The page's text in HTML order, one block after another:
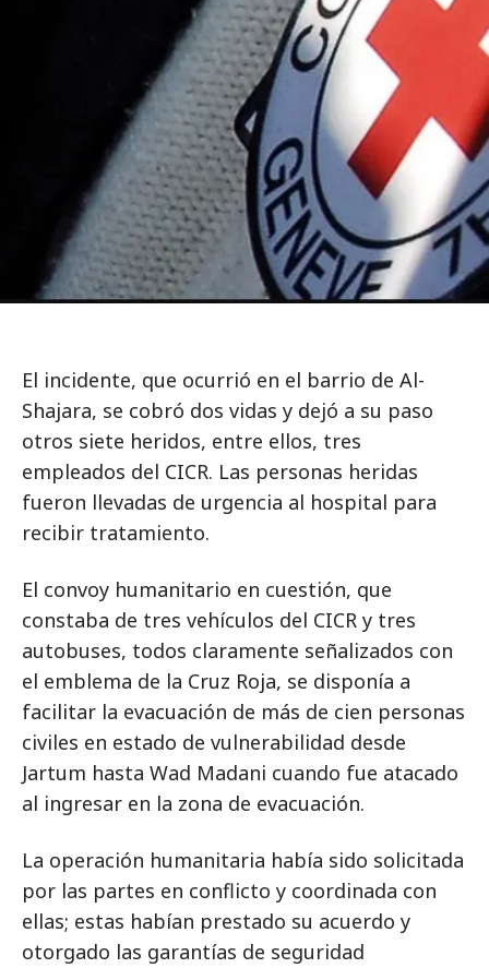
El incidente, que ocurrió en el barrio de Al-
Shajara, se cobró dos vidas y dejó a su paso
otros siete heridos, entre ellos, tres
empleados del CICR. Las personas heridas
fueron llevadas de urgencia al hospital para
recibir tratamiento.
El convoy humanitario en cuestión, que
constaba de tres vehículos del CICR y tres
autobuses, todos claramente señalizados con
el emblema de la Cruz Roja, se disponía a
facilitar la evacuación de más de cien personas
civiles en estado de vulnerabilidad desde
Jartum hasta Wad Madani cuando fue atacado
al ingresar en la zona de evacuación.
La operación humanitaria había sido solicitada
por las partes en conflicto y coordinada con
ellas; estas habían prestado su acuerdo y
otorgado las garantías de seguridad